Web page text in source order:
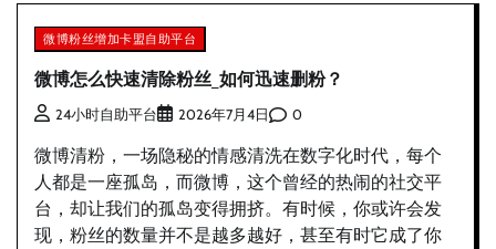
微博粉丝增加卡盟自助平台
微博怎么快速清除粉丝_如何迅速删粉？
24小时自助平台 2026年7月4日 0
微博清粉，一场隐秘的情感清洗在数字化时代，每个
人都是一座孤岛，而微博，这个曾经的热闹的社交平
台，却让我们的孤岛变得拥挤。有时候，你或许会发
现，粉丝的数量并不是越多越好，甚至有时它成了你